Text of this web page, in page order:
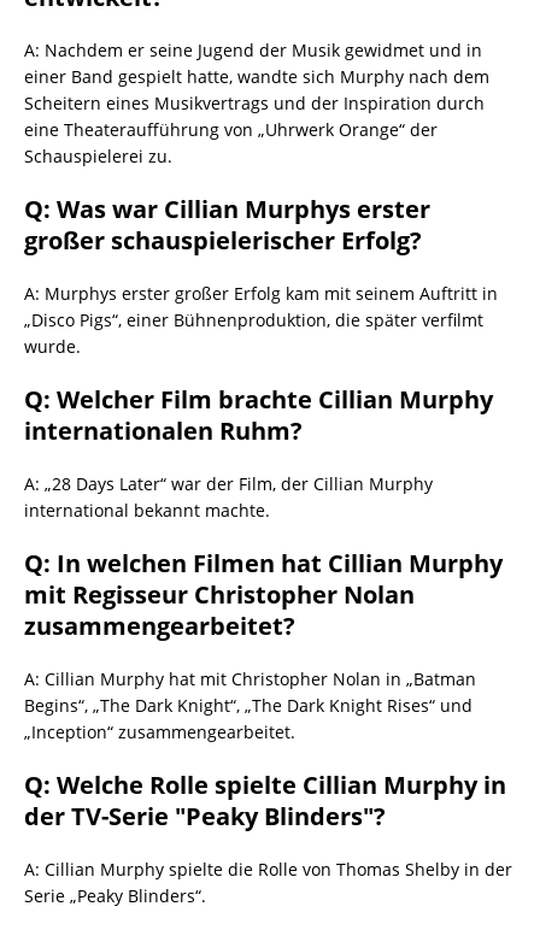
A: Nachdem er seine Jugend der Musik gewidmet und in
einer Band gespielt hatte, wandte sich Murphy nach dem
Scheitern eines Musikvertrags und der Inspiration durch
eine Theateraufführung von „Uhrwerk Orange“ der
Schauspielerei zu.
Q: Was war Cillian Murphys erster
großer schauspielerischer Erfolg?
A: Murphys erster großer Erfolg kam mit seinem Auftritt in
„Disco Pigs“, einer Bühnenproduktion, die später verfilmt
wurde.
Q: Welcher Film brachte Cillian Murphy
internationalen Ruhm?
A: „28 Days Later“ war der Film, der Cillian Murphy
international bekannt machte.
Q: In welchen Filmen hat Cillian Murphy
mit Regisseur Christopher Nolan
zusammengearbeitet?
A: Cillian Murphy hat mit Christopher Nolan in „Batman
Begins“, „The Dark Knight“, „The Dark Knight Rises“ und
„Inception“ zusammengearbeitet.
Q: Welche Rolle spielte Cillian Murphy in
der TV-Serie "Peaky Blinders"?
A: Cillian Murphy spielte die Rolle von Thomas Shelby in der
Serie „Peaky Blinders“.